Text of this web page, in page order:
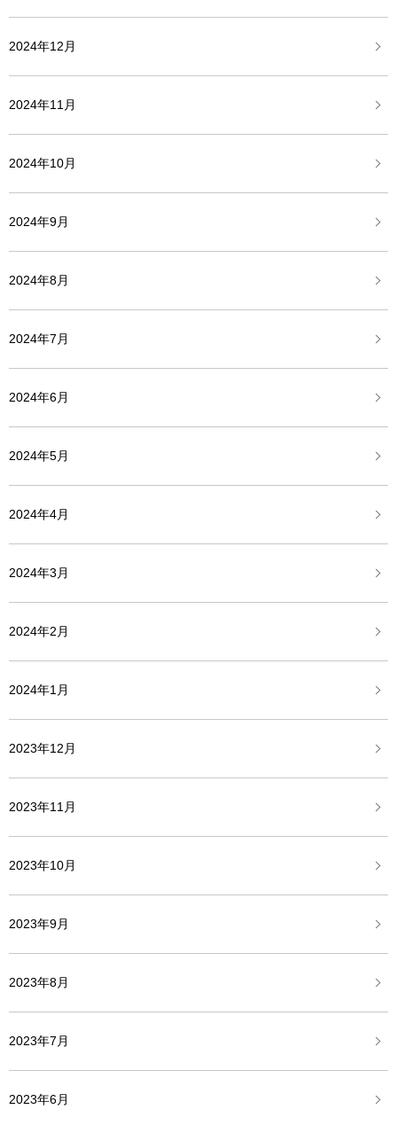
2024年12月
2024年11月
2024年10月
2024年9月
2024年8月
2024年7月
2024年6月
2024年5月
2024年4月
2024年3月
2024年2月
2024年1月
2023年12月
2023年11月
2023年10月
2023年9月
2023年8月
2023年7月
2023年6月